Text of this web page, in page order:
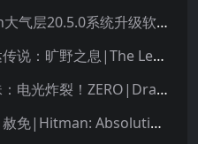
Switch大气层20.5.0系统升级软硬破通用教程
塞尔达传说：旷野之息|The Legend of Zelda: Breath of the Wild中文
七龙珠：电光炸裂！ZERO|Dragon Ball: Sparking! Zero中文
杀手：赦免|Hitman: Absolution汉化